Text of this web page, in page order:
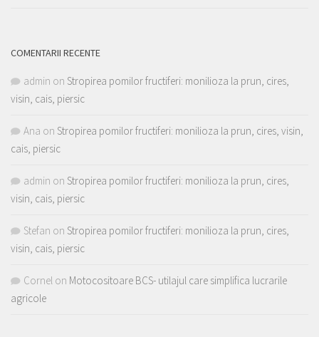
COMENTARII RECENTE
admin on Stropirea pomilor fructiferi: monilioza la prun, cires,
visin, cais, piersic
Ana on Stropirea pomilor fructiferi: monilioza la prun, cires, visin,
cais, piersic
admin on Stropirea pomilor fructiferi: monilioza la prun, cires,
visin, cais, piersic
Stefan on Stropirea pomilor fructiferi: monilioza la prun, cires,
visin, cais, piersic
Cornel on Motocositoare BCS- utilajul care simplifica lucrarile
agricole